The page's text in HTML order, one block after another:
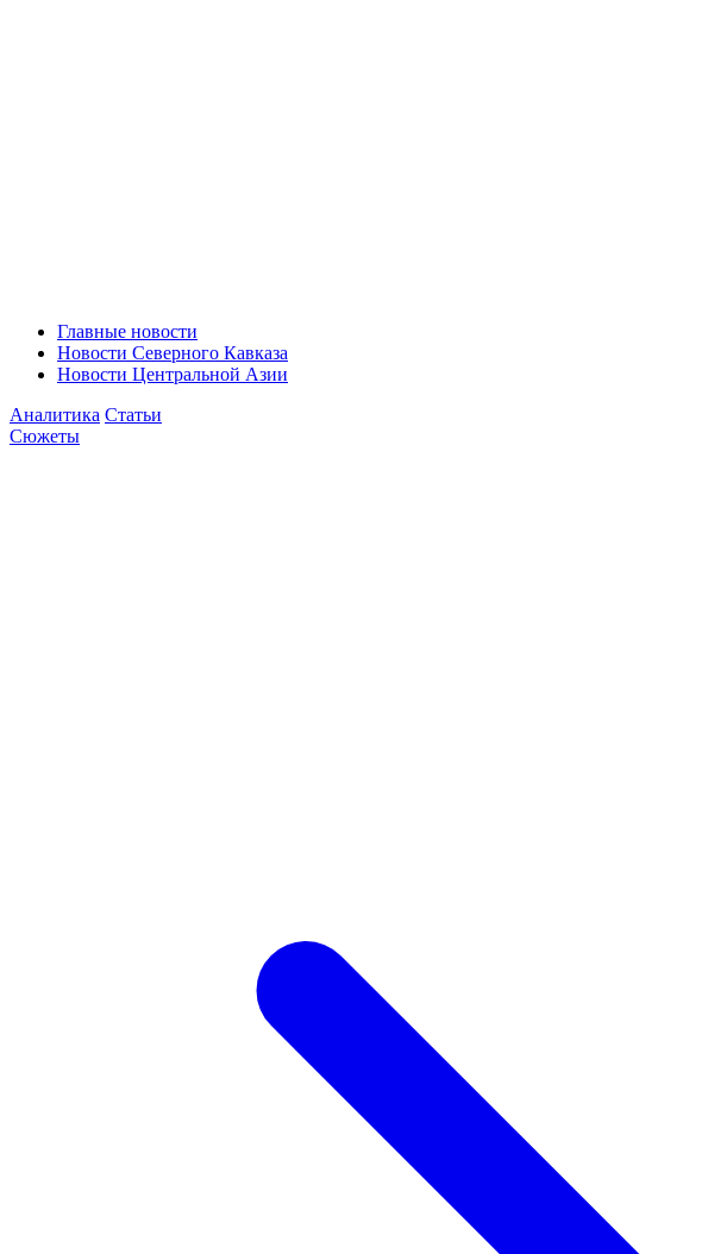
Главные новости
Новости Северного Кавказа
Новости Центральной Азии
Аналитика Статьи
Сюжеты